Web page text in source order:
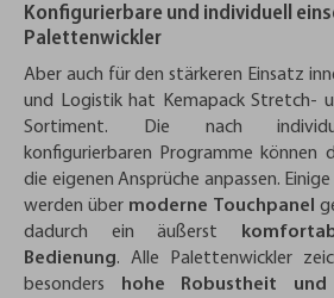
Konfigurierbare und individuell
Palettenwickler
Aber auch für den stärkeren Einsatz
und Logistik hat Kemapack Stretch-
Sortiment. Die nach
konfigurierbaren Programme können
die eigenen Ansprüche anpassen.
werden über moderne Touchpanel
dadurch ein äußerst
Bedienung. Alle Palettenwickler
besonders
hohe Robustheit und